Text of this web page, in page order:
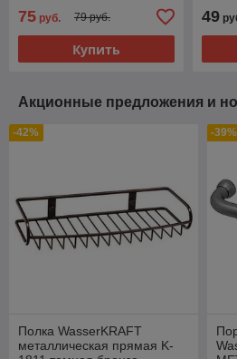
75 руб. 79 руб.
Купить
49
Акционные предложения и
-42%
Полка WasserKRAFT
металлическая прямая K-
-39%